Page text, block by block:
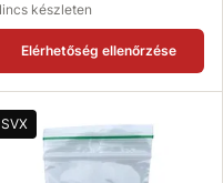
Nincs készleten
Elérhetőség ellenőrzése
SVX